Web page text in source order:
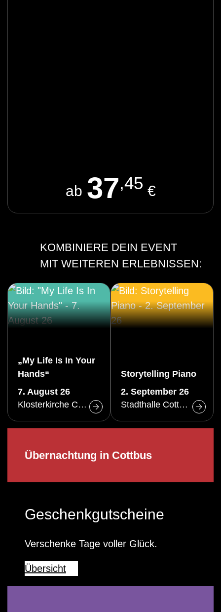
ab 37,45 €
KOMBINIERE DEIN EVENT
MIT WEITEREN ERLEBNISSEN:
„My Life Is In Your
Hands“
7. August 26
Klosterkirche Cottbus
Storytelling Piano
2. September 26
Stadthalle Cottbus
Übernachtung in Cottbus
Geschenkgutscheine
Verschenke Tage voller Glück.
Übersicht